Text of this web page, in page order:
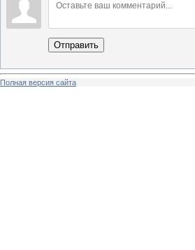
Отправить
Полная версия сайта